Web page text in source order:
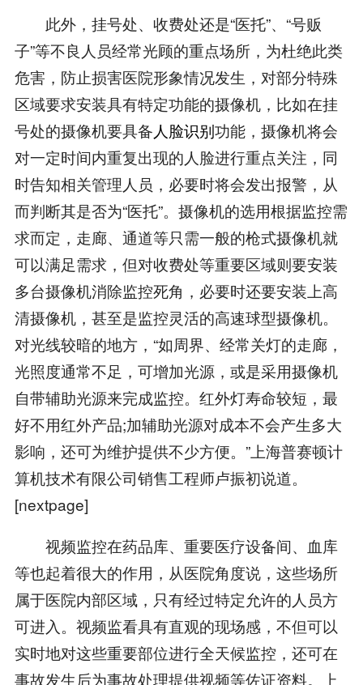
此外，挂号处、收费处还是“医托”、“号贩
子”等不良人员经常光顾的重点场所，为杜绝此类
危害，防止损害医院形象情况发生，对部分特殊
区域要求安装具有特定功能的摄像机，比如在挂
号处的摄像机要具备人脸识别功能，摄像机将会
对一定时间内重复出现的人脸进行重点关注，同
时告知相关管理人员，必要时将会发出报警，从
而判断其是否为“医托”。摄像机的选用根据监控需
求而定，走廊、通道等只需一般的枪式摄像机就
可以满足需求，但对收费处等重要区域则要安装
多台摄像机消除监控死角，必要时还要安装上高
清摄像机，甚至是监控灵活的高速球型摄像机。
对光线较暗的地方，“如周界、经常关灯的走廊，
光照度通常不足，可增加光源，或是采用摄像机
自带辅助光源来完成监控。红外灯寿命较短，最
好不用红外产品;加辅助光源对成本不会产生多大
影响，还可为维护提供不少方便。”上海普赛顿计
算机技术有限公司销售工程师卢振初说道。
[nextpage]
视频监控在药品库、重要医疗设备间、血库
等也起着很大的作用，从医院角度说，这些场所
属于医院内部区域，只有经过特定允许的人员方
可进入。视频监看具有直观的现场感，不但可以
实时地对这些重要部位进行全天候监控，还可在
事故发生后为事故处理提供视频等佐证资料。上